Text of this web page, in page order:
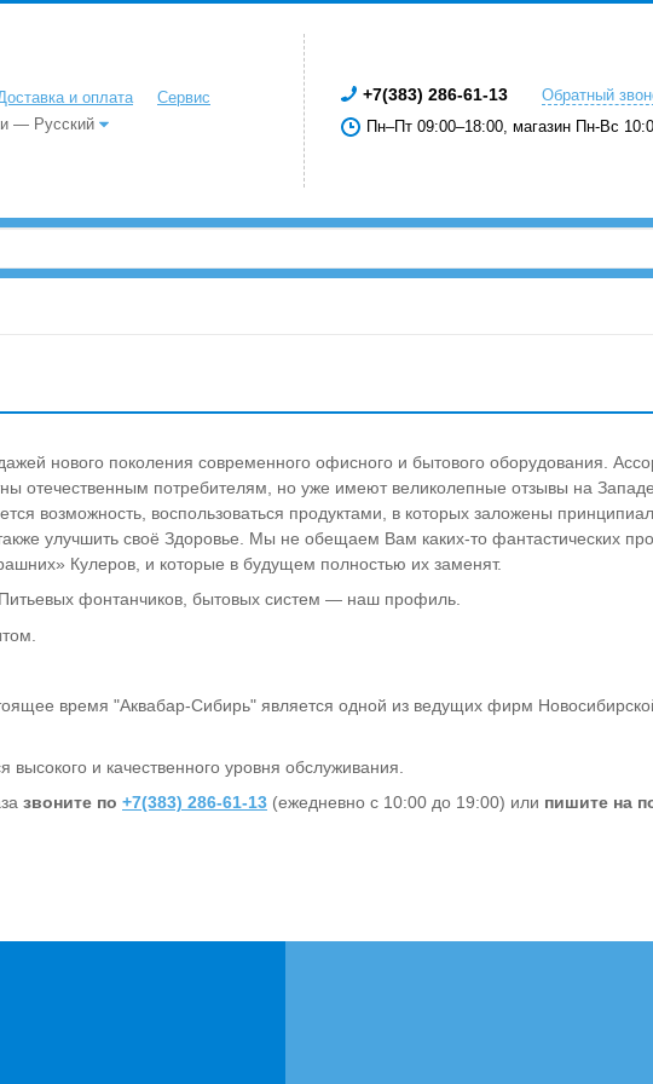
и оплата
Сервис
— Русский
+7(383) 286-61-13
Обратный
Пн–Пт 09:00–18:00, магазин Пн-Вс
нового поколения современного офисного и бытового оборудования.
отечественным потребителям, но уже имеют великолепные отзывы на
возможность, воспользоваться продуктами, в которых заложены
улучшить своё Здоровье. Мы не обещаем Вам каких-то фантастических
Кулеров, и которые в будущем полностью их заменят.
фонтанчиков, бытовых систем — наш профиль.
время "Аквабар-Сибирь" является одной из ведущих фирм
и качественного уровня обслуживания.
звоните по +7(383) 286-61-13 (ежедневно с 10:00 до 19:00) или пишите на